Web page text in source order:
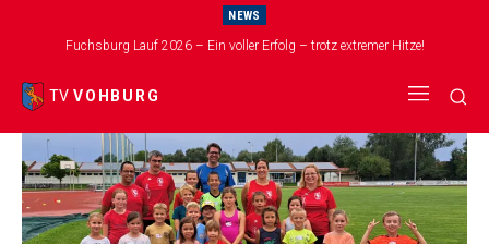
NEWS
Fuchsburg Lauf 2026 – Ein voller Erfolg – trotz extremer Hitze!
TV VOHBURG
Deutsches Sportabzeichen
Tag: Deutsches Sportabzeichen